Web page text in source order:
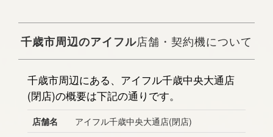
千歳市周辺のアイフル店舗・契約機について
千歳市周辺にある、アイフル千歳中央大通店
(閉店)の概要は下記の通りです。
店舗名
アイフル千歳中央大通店(閉店)